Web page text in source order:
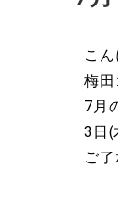
こん
梅田
7月
3日(
ご